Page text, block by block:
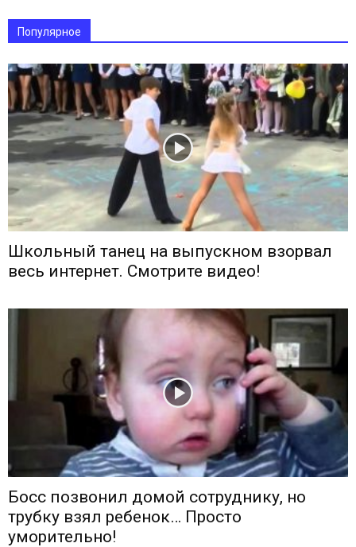
Популярное
Школьный танец на выпускном взорвал
весь интернет. Смотрите видео!
Босс позвонил домой сотруднику, но
трубку взял ребенок… Просто
уморительно!